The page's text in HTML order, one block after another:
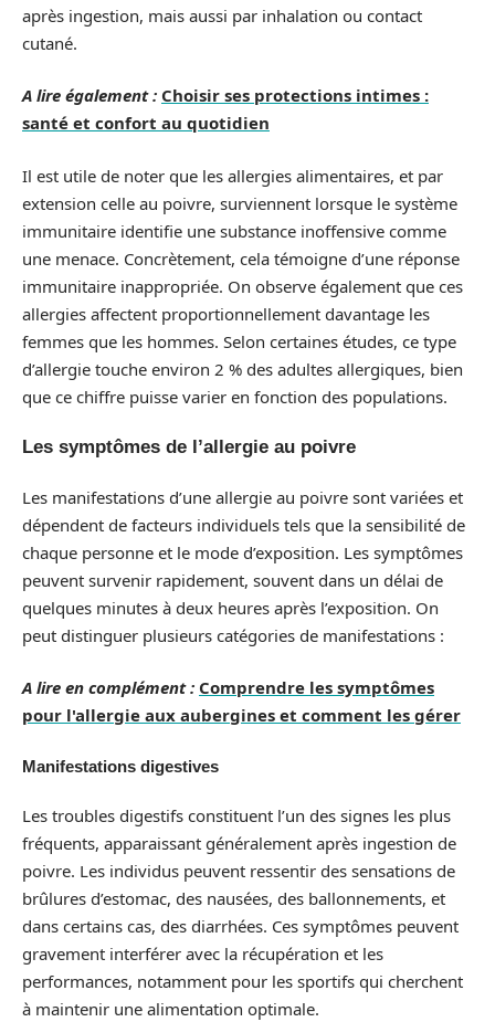
après ingestion, mais aussi par inhalation ou contact
cutané.
A lire également : Choisir ses protections intimes :
santé et confort au quotidien
Il est utile de noter que les allergies alimentaires, et par
extension celle au poivre, surviennent lorsque le système
immunitaire identifie une substance inoffensive comme
une menace. Concrètement, cela témoigne d’une réponse
immunitaire inappropriée. On observe également que ces
allergies affectent proportionnellement davantage les
femmes que les hommes. Selon certaines études, ce type
d’allergie touche environ 2 % des adultes allergiques, bien
que ce chiffre puisse varier en fonction des populations.
Les symptômes de l’allergie au poivre
Les manifestations d’une allergie au poivre sont variées et
dépendent de facteurs individuels tels que la sensibilité de
chaque personne et le mode d’exposition. Les symptômes
peuvent survenir rapidement, souvent dans un délai de
quelques minutes à deux heures après l’exposition. On
peut distinguer plusieurs catégories de manifestations :
A lire en complément : Comprendre les symptômes
pour l'allergie aux aubergines et comment les gérer
Manifestations digestives
Les troubles digestifs constituent l’un des signes les plus
fréquents, apparaissant généralement après ingestion de
poivre. Les individus peuvent ressentir des sensations de
brûlures d’estomac, des nausées, des ballonnements, et
dans certains cas, des diarrhées. Ces symptômes peuvent
gravement interférer avec la récupération et les
performances, notamment pour les sportifs qui cherchent
à maintenir une alimentation optimale.